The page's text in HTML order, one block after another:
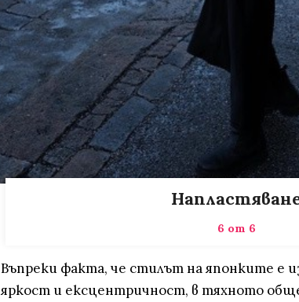
6 от 6
Въпреки факта, че стилът на японките е
яркост и ексцентричност, в тяхното